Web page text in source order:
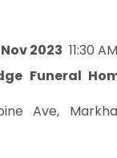
2023 11:30
Funeral
Ave,